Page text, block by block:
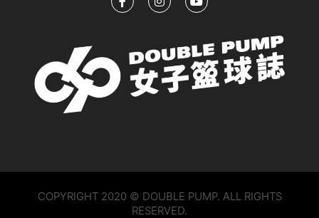
COPYRIGHT 2020 © DOUBLE PUMP. ALL RIGHTS
RESERVED.